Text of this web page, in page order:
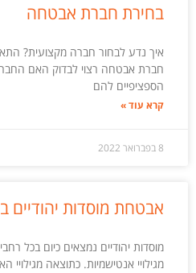
בחירת חברת אבטחה
איך נדע לבחור חברה מקצועית?
חברת אבטחה רצוי לבדוק האם
הספציפיים להם
קרא עוד »
8 בפברואר 2022
אבטחת מוסדות יהודיים
מוסדות יהודיים נמצאים כיום בכל
מגילויי אנטישמיות. כתוצאה